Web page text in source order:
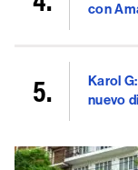
con
Karol
nuevo